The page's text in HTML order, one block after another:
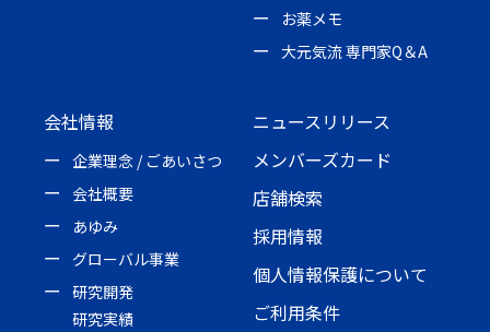
お薬メモ
大元気流 専門家Q＆A
会社情報
企業理念 / ごあいさつ
会社概要
あゆみ
グローバル事業
研究開発
研究実績
ニュースリリース
メンバーズカード
店舗検索
採用情報
個人情報保護について
ご利用条件